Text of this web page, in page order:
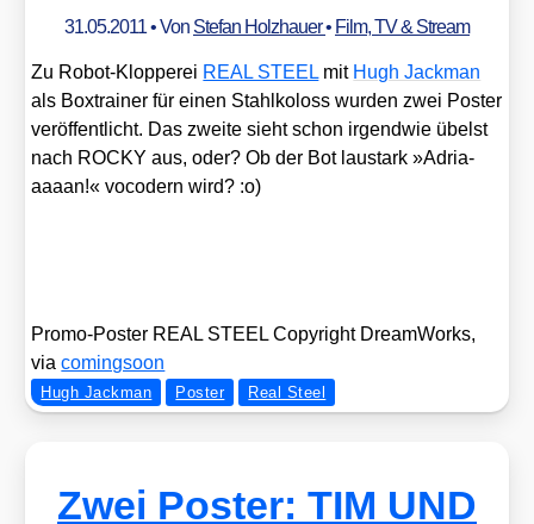
31.05.2011• Von Stefan Holzhauer• Film, TV & Stream
Zu Robot-Klop­pe­rei REAL STEEL mit Hugh Jack­man
als Box­trai­ner für einen Stahl­ko­loss wur­den zwei Pos­ter
ver­öf­fent­licht. Das zwei­te sieht schon irgend­wie übelst
nach ROCKY aus, oder? Ob der Bot laustark »Adria­
aaa­an!« voco­dern wird? :o)
Pro­mo-Pos­ter REAL STEEL Copy­right Dream­Works,
viacoming­soon
Hugh Jackman Poster Real Steel
Zwei Poster: TIM UND